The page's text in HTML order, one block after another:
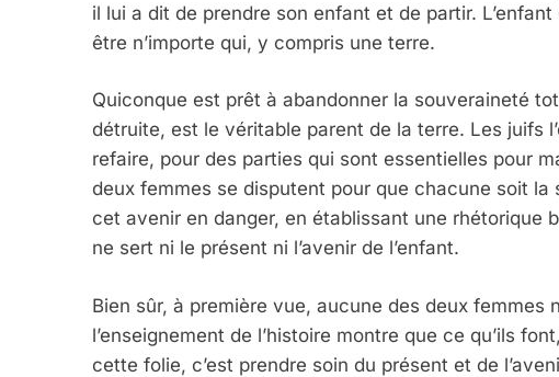
il lui a dit de prendre son enfant et de partir.
être n’importe qui, y compris une terre.
Quiconque est prêt à abandonner la souveraineté
détruite, est le véritable parent de la terre. Les juifs
refaire, pour des parties qui sont essentielles pour
deux femmes se disputent pour que chacune soit
cet avenir en danger, en établissant une rhétorique
ne sert ni le présent ni l’avenir de l’enfant.
Bien sûr, à première vue, aucune des deux femmes
l’enseignement de l’histoire montre que ce qu’ils
cette folie, c’est prendre soin du présent et de
2025, L’année La Plus
FRANCE ISRAÉL